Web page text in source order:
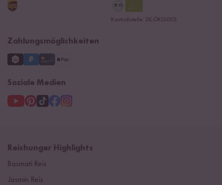
Reishunger Gutscheine
Datenschutzerklärung
Kontrollstelle: DE-ÖKO-005
Zahlungsmöglichkeiten
Soziale Medien
Reishunger Highlights
Basmati Reis
Jasmin Reis